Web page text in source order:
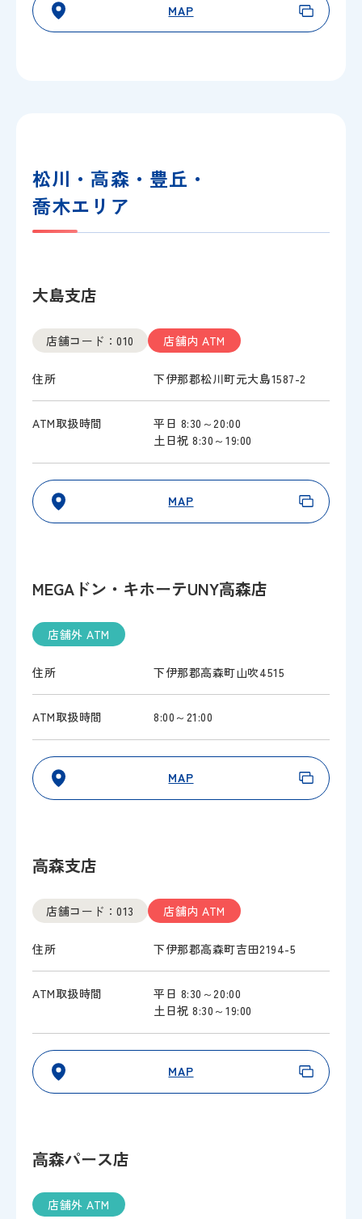
MAP
松川・高森・豊丘・
喬木エリア
大島支店
店舗コード：010 店舗内 ATM
住所 下伊那郡松川町元大島1587-2
ATM取扱時間
平日 8:30～20:00
土日祝 8:30～19:00
MAP
MEGAドン・キホーテUNY高森店
店舗外 ATM
住所 下伊那郡高森町山吹4515
ATM取扱時間 8:00～21:00
MAP
高森支店
店舗コード：013 店舗内 ATM
住所 下伊那郡高森町吉田2194-5
ATM取扱時間
平日 8:30～20:00
土日祝 8:30～19:00
MAP
高森パース店
店舗外 ATM